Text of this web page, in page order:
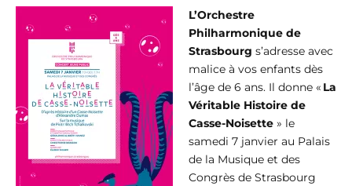
L’Orchestre
Philharmonique de
Strasbourg s’adresse avec
malice à vos enfants dès
l’âge de 6 ans. Il donne « La
Véritable Histoire de
Casse-Noisette » le
samedi 7 janvier au Palais
de la Musique et des
Congrès de Strasbourg